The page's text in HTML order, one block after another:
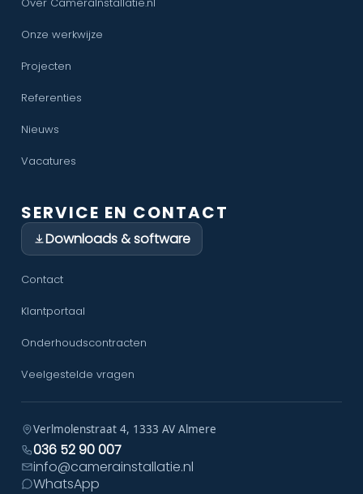
Onze werkwijze
Projecten
Referenties
Nieuws
Vacatures
SERVICE EN CONTACT
Downloads & software
Contact
Klantportaal
Onderhoudscontracten
Veelgestelde vragen
Verlmolenstraat 4, 1333 AV Almere
036 52 90 007
info@camerainstallatie.nl
WhatsApp